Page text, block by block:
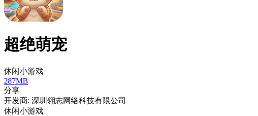
超绝萌宠
休闲小游戏
287MB
分享
开发商: 深圳翎志网络科技有限公司
休闲小游戏